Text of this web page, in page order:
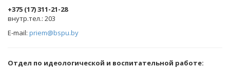
+375 (17) 311-21-28
​внутр.тел.: 203
E-mail: priem@bspu.by
Отдел по идеологической и воспитательной работе: